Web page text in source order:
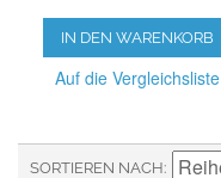
IN DEN WARENKORB
Auf die Vergleichsliste
SORTIEREN NACH